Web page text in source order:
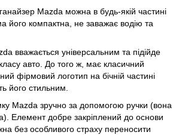
Mazda можна в будь-якій частині
компактна, не заважає водію та
вважається універсальним та підійде
авто. До того ж, має класичний
фірмовий логотип на бічній частині
його стильним.
Mazda зручно за допомогою ручки (вона
Елемент добре закріплений до основи
без особливого страху переносити